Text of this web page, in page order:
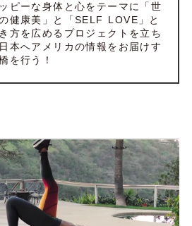
ピーな身体と心をテーマに「世
健康美」と「SELF LOVE」と
方を広めるプロジェクトを立ち
本へアメリカの情報をお届けす
を行う！